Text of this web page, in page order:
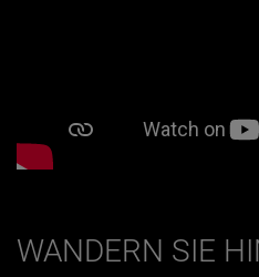
WANDERN SIE